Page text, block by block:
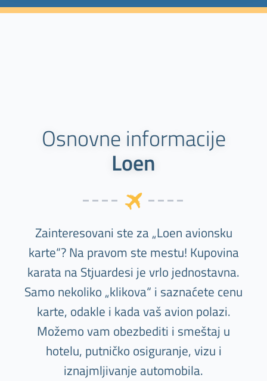
Osnovne informacije
Loen
Zainteresovani ste za „Loen avionsku
karte“? Na pravom ste mestu! Kupovina
karata na Stjuardesi je vrlo jednostavna.
Samo nekoliko „klikova“ i saznaćete cenu
karte, odakle i kada vaš avion polazi.
Možemo vam obezbediti i smeštaj u
hotelu, putničko osiguranje, vizu i
iznajmljivanje automobila.